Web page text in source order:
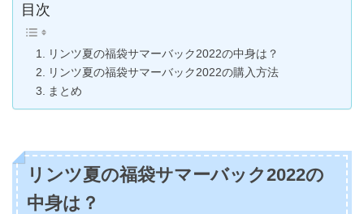
目次
リンツ夏の福袋サマーバック2022の中身は？
リンツ夏の福袋サマーバック2022の購入方法
まとめ
リンツ夏の福袋サマーバック2022の
中身は？